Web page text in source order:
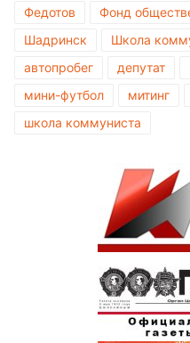
Федотов
Фонд
Шадринск
Школа
автопробег
депутат
мини-футбол
митинг
школа коммуниста